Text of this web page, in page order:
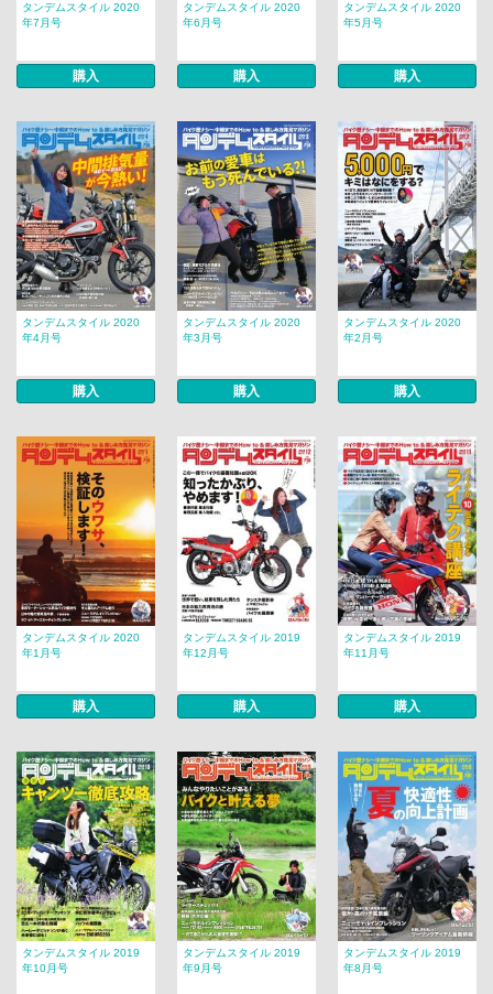
タンデムスタイル 2020
年7月号
購入
タンデムスタイル 2020
年6月号
購入
タンデムスタイル 2020
年5月号
購入
タンデムスタイル 2020
年4月号
購入
タンデムスタイル 2020
年3月号
購入
タンデムスタイル 2020
年2月号
購入
タンデムスタイル 2020
年1月号
購入
タンデムスタイル 2019
年12月号
購入
タンデムスタイル 2019
年11月号
購入
タンデムスタイル 2019
年10月号
タンデムスタイル 2019
年9月号
タンデムスタイル 2019
年8月号